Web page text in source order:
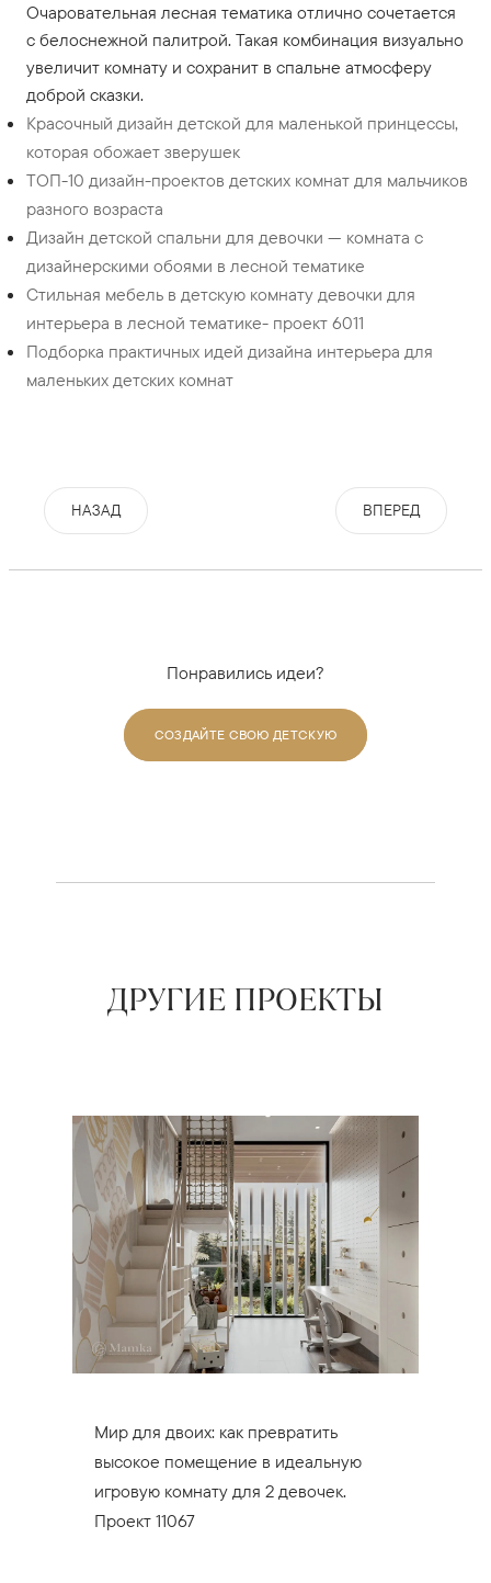
Очаровательная лесная тематика отлично сочетается
с белоснежной палитрой. Такая комбинация визуально
увеличит комнату и сохранит в спальне атмосферу
доброй сказки.
Красочный дизайн детской для маленькой принцессы,
которая обожает зверушек
ТОП-10 дизайн-проектов детских комнат для мальчиков
разного возраста
Дизайн детской спальни для девочки — комната с
дизайнерскими обоями в лесной тематике
Стильная мебель в детскую комнату девочки для
интерьера в лесной тематике- проект 6011
Подборка практичных идей дизайна интерьера для
маленьких детских комнат
НАЗАД ВПЕРЕД
Понравились идеи?
СОЗДАЙТЕ СВОЮ ДЕТСКУЮ
ДРУГИЕ ПРОЕКТЫ
Мир для двоих: как превратить
высокое помещение в идеальную
игровую комнату для 2 девочек.
Проект 11067